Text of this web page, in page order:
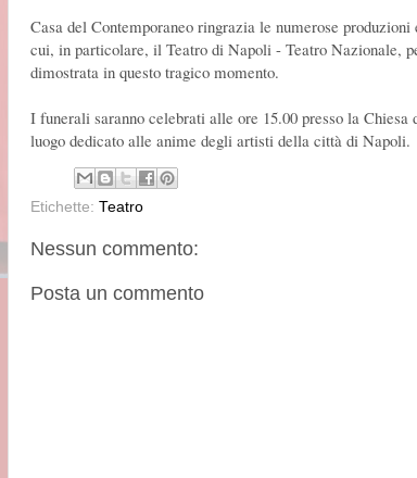
Casa del Contemporaneo ringrazia le numerose
cui, in particolare, il Teatro di Napoli - Teatro Nazionale,
dimostrata in questo tragico momento.
I funerali saranno celebrati alle ore 15.00 presso la Chiesa
luogo dedicato alle anime degli artisti della città di Napoli.
Etichette: Teatro
Nessun commento:
Posta un commento